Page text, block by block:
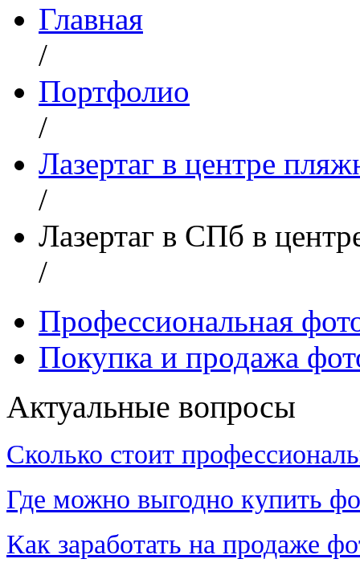
Главная
/
Портфолио
/
Лазертаг в центре
/
Лазертаг в СПб в
/
Профессиональная
Покупка и продажа
Актуальные вопросы
Сколько стоит
Где можно выгодно купить
Как заработать на продаже